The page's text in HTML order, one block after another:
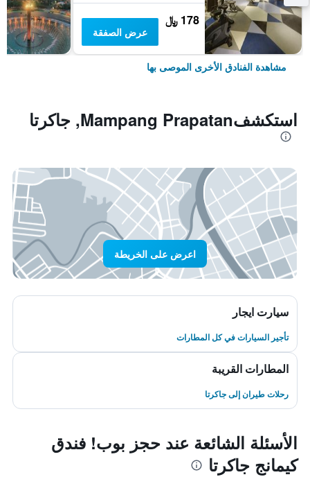
178 ﷼
عرض الصفقة
مشاهدة الفنادق الأخرى الموصى بها
استكشفMampang Prapatan, جاكرتا
اعرض على الخريطة
سيارت ايجار
تأجير السيارات في كل المطارات
المطارات القريبة
رحلات طيران إلى جاكرتا
الأسئلة الشائعة عند حجز بوب! فندق
كيمانج جاكرتا